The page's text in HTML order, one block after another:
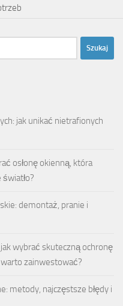
jak unikać nietrafionych
osłonę okienną, która
demontaż, pranie i
wybrać skuteczną ochronę
zainwestować?
metody, najczęstsze błędy i